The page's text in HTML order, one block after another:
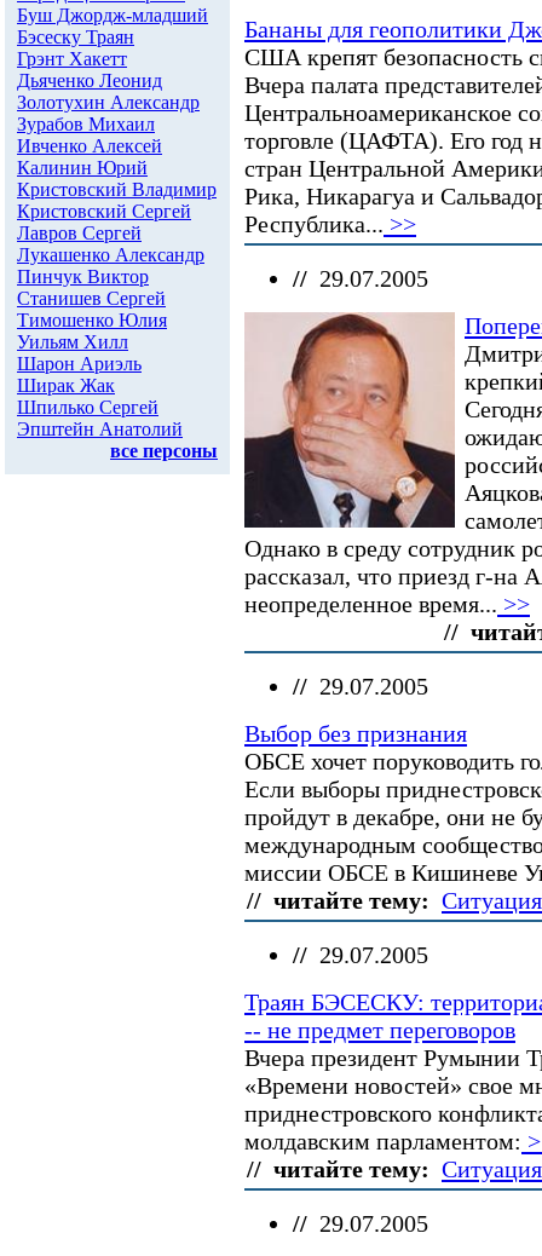
Буш Джордж-младший
Бэсеску Траян
Грэнт Хакетт
Дьяченко Леонид
Золотухин Александр
Зурабов Михаил
Ивченко Алексей
Калинин Юрий
Кристовский Владимир
Кристовский Сергей
Лавров Сергей
Лукашенко Александр
Пинчук Виктор
Станишев Сергей
Тимошенко Юлия
Уильям Хилл
Шарон Ариэль
Ширак Жак
Шпилько Сергей
Эпштейн Анатолий
все персоны
Бананы для геополитики
США крепят безопасность
Вчера палата
Центральноамериканское
торговле (ЦАФТА). Его год
стран Центральной
Рика, Никарагуа и
Республика... >>
// 29.07.2005
Однако в среду сотрудник
рассказал, что приезд г-на
неопределенное время... >>
//
// 29.07.2005
Выбор без признания
ОБСЕ хочет поруководить
Если выборы
пройдут в декабре, они не
международным
миссии ОБСЕ в Кишиневе
// читайте тему:
// 29.07.2005
Траян БЭСЕСКУ:
-- не предмет переговоров
Вчера президент Румынии
«Времени новостей» свое
приднестровского
молдавским парламентом:
// читайте тему:
// 29.07.2005